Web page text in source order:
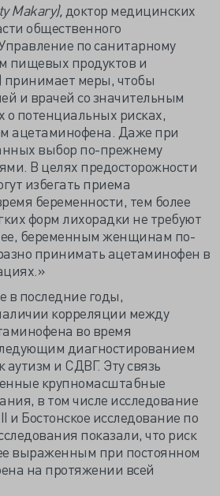
Makary), доктор медицинских
общественного
по санитарному
пищевых продуктов и
принимает меры, чтобы
и врачей со значительным
о потенциальных рисках,
ацетаминофена. Даже при
выбор по-прежнему
В целях предосторожности
избегать приема
беременности, тем более
форм лихорадки не требуют
беременным женщинам по-
принимать ацетаминофен в
в последние годы,
корреляции между
во время
диагностированием
аутизм и СДВГ. Эту связь
крупномасштабные
в том числе исследование
и Бостонское исследование по
показали, что риск
выраженным при постоянном
на протяжении всей